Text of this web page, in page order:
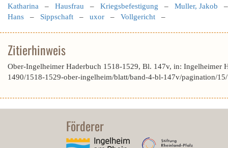
Katharina – Hausfrau – Kriegsbefestigung – Muller, Jakob
Hans – Sippschaft – uxor – Vollgericht –
Zitierhinweis
Ober-Ingelheimer Haderbuch 1518-1529, Bl. 147v, in: Ingelheimer
1490/1518-1529-ober-ingelheim/blatt/band-4-bl-147v/pagination/
Förderer